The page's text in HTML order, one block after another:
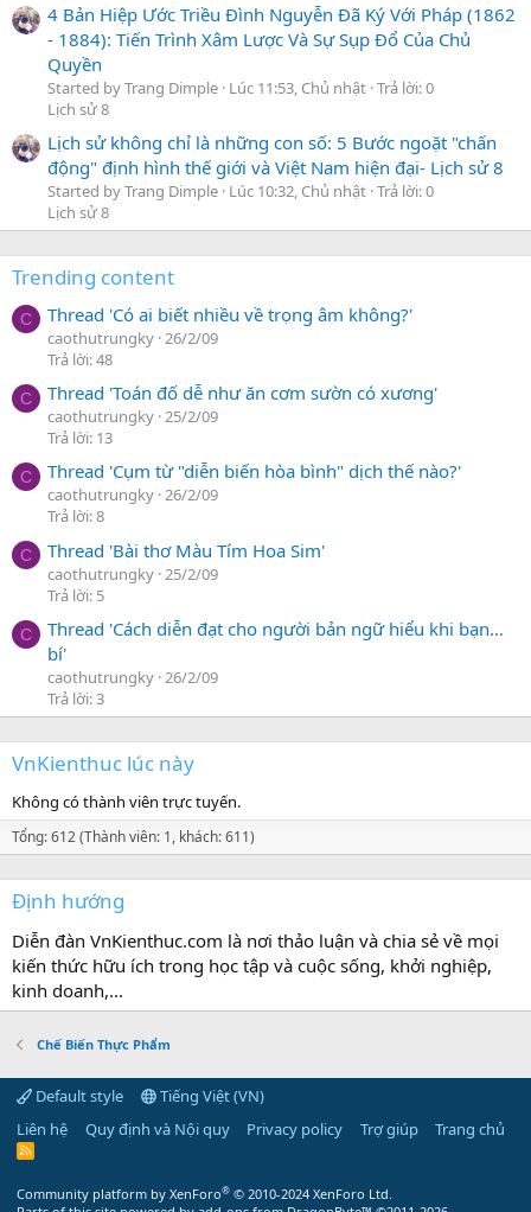
4 Bản Hiệp Ước Triều Đình Nguyễn Đã Ký Với Pháp (1862
- 1884): Tiến Trình Xâm Lược Và Sự Sụp Đổ Của Chủ
Quyền
Started by Trang Dimple Lúc 11:53, Chủ nhật Trả lời: 0
Lịch sử 8
Lịch sử không chỉ là những con số: 5 Bước ngoặt "chấn
động" định hình thế giới và Việt Nam hiện đại- Lịch sử 8
Started by Trang Dimple Lúc 10:32, Chủ nhật Trả lời: 0
Lịch sử 8
Trending content
C Thread 'Có ai biết nhiều về trọng âm không?'
caothutrungky 26/2/09
Trả lời: 48
C Thread 'Toán đố dễ như ăn cơm sườn có xương'
caothutrungky 25/2/09
Trả lời: 13
C Thread 'Cụm từ "diễn biến hòa bình" dịch thế nào?'
caothutrungky 26/2/09
Trả lời: 8
C Thread 'Bài thơ Màu Tím Hoa Sim'
caothutrungky 25/2/09
Trả lời: 5
C
Thread 'Cách diễn đạt cho người bản ngữ hiểu khi bạn…
bí'
caothutrungky 26/2/09
Trả lời: 3
VnKienthuc lúc này
Không có thành viên trực tuyến.
Tổng: 612 (Thành viên: 1, khách: 611)
Định hướng
Diễn đàn VnKienthuc.com là nơi thảo luận và chia sẻ về mọi
kiến thức hữu ích trong học tập và cuộc sống, khởi nghiệp,
kinh doanh,...
Chế Biến Thực Phẩm
Default style
Tiếng Việt (VN)
Liên hệ
Quy định và Nội quy Privacy policy Trợ giúp Trang chủ
R
Community platform by XenForo® © 2010-2024 XenForo Ltd.